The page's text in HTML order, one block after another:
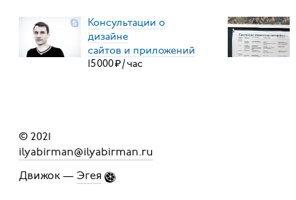
Консультации о
дизайне
сайтов и приложений
15000₽/час
© 2021
ilyabirman@ilyabirman.ru
Движок — Эгея